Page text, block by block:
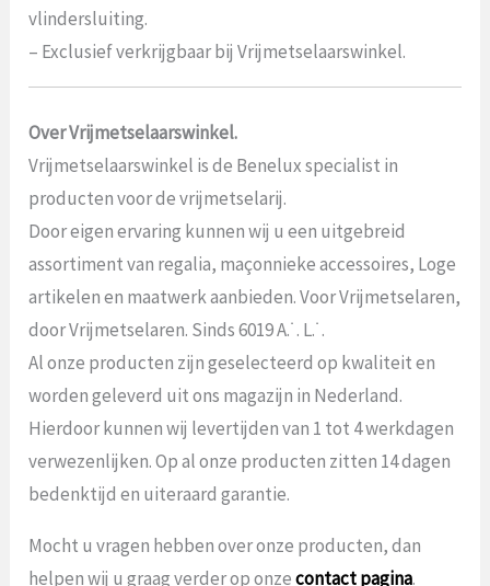
vlindersluiting.
– Exclusief verkrijgbaar bij Vrijmetselaarswinkel.
Over Vrijmetselaarswinkel.
Vrijmetselaarswinkel is de Benelux specialist in
producten voor de vrijmetselarij.
Door eigen ervaring kunnen wij u een uitgebreid
assortiment van regalia, maçonnieke accessoires, Loge
artikelen en maatwerk aanbieden. Voor Vrijmetselaren,
door Vrijmetselaren. Sinds 6019 A.˙. L.˙.
Al onze producten zijn geselecteerd op kwaliteit en
worden geleverd uit ons magazijn in Nederland.
Hierdoor kunnen wij levertijden van 1 tot 4 werkdagen
verwezenlijken. Op al onze producten zitten 14 dagen
bedenktijd en uiteraard garantie.
Mocht u vragen hebben over onze producten, dan
helpen wij u graag verder op onzecontact pagina.